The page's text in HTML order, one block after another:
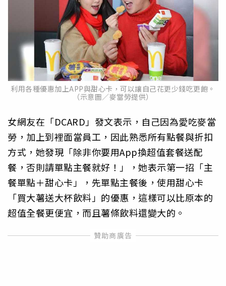
利用各種優惠加上APP與甜心卡，可以讓自己花更少錢吃更飽。
（示意圖／麥當勞提供）
女網友在「DCARD」發文表示，自己因為愛吃麥當
勞，加上到裡面當員工，因此熟悉所有點餐與折扣
方式，她發現「除非你要用App換超值套餐送配
餐，否則請單點主餐就好！」，她表示第一招「主
餐單點＋甜心卡」，先單點主餐後，使用甜心卡
「買大薯送大杯飲料」的優惠，這樣可以比原本的
超值全餐更便宜，而且薯條飲料還變大的。